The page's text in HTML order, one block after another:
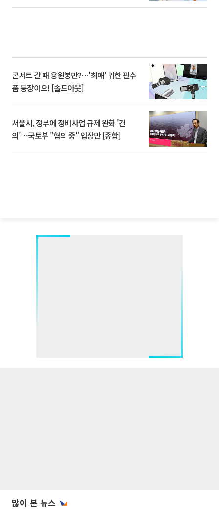
콘서트 갈 때 응원봉만?⋯'최애' 위한 필수
품 등장이오! [솔드아웃]
서울시, 정부에 정비사업 규제 완화 '건
의'⋯국토부 "협의 중" 입장만 [종합]
많이 본 뉴스